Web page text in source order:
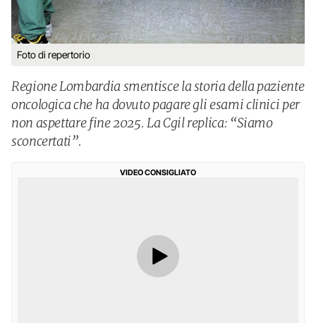
Foto di repertorio
Regione Lombardia smentisce la storia della paziente
oncologica che ha dovuto pagare gli esami clinici per
non aspettare fine 2025. La Cgil replica: “Siamo
sconcertati”.
VIDEO CONSIGLIATO